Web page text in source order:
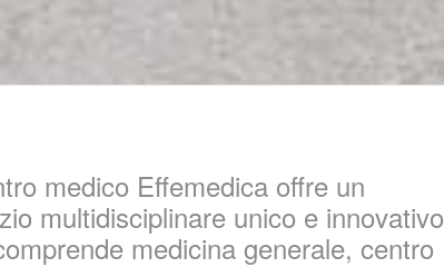
medico Effemedica offre un
multidisciplinare unico e innovativo
medicina generale, centro